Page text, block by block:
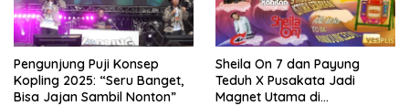
Pengunjung Puji Konsep
Kopling 2025: “Seru Banget,
Bisa Jajan Sambil Nonton”
Sheila On 7 dan Payung
Teduh X Pusakata Jadi
Magnet Utama di